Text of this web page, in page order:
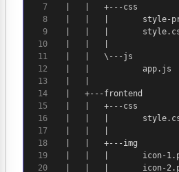
7
8
9
10
11
12
13
14
15
16
17
18
19
20
| | +---css
| | | style-
| | |
| | \---js
| | app.js
| +---
| | +---css
| | |
| | +---img
| | | icon-
| | | icon-